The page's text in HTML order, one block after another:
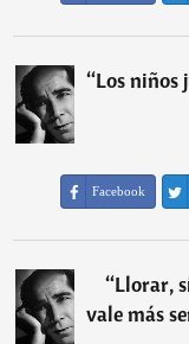
“Los niños
Facebook
“Llorar,
vale más